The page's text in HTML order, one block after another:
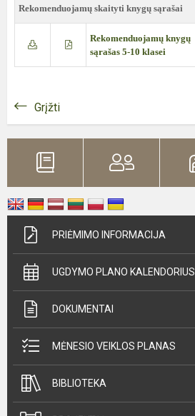
Rekomenduojamų skaityti knygų sąrašai
Rekomenduojamų knygų
sąrašas 5-10 klasei
Grįžti
PRIĖMIMO INFORMACIJA
UGDYMO PLANO KALENDORIUS
DOKUMENTAI
MĖNESIO VEIKLOS PLANAS
BIBLIOTEKA